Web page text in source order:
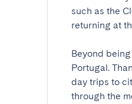
such as the
returning at
Beyond
Portugal.
day trips to
through the